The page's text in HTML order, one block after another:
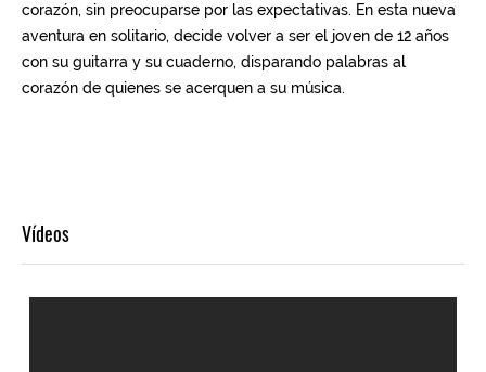
Vídeos